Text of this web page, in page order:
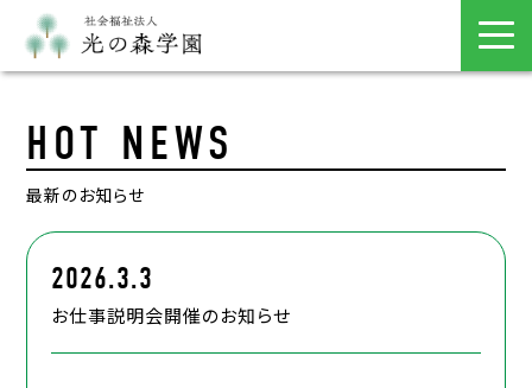
HOT NEWS
最新のお知らせ
2026.3.3
お仕事説明会開催のお知らせ